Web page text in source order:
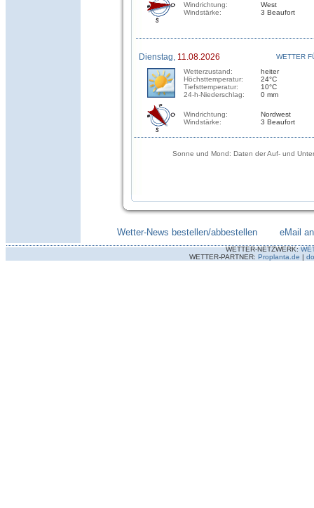
Windrichtung:
Windstärke:
West
3 Beaufort
Dienstag, 11.08.2026
WETTER
Wetterzustand:
Höchsttemperatur:
Tiefsttemperatur:
24-h-Niederschlag:
heiter
24°C
10°C
0 mm
Windrichtung:
Windstärke:
Nordwest
3 Beaufort
Sonne und Mond: Daten der Auf- und
Wetter-News bestellen/abbestellen eMail
WETTER-NETZWERK:
WETTER-PARTNER: Proplanta.de |